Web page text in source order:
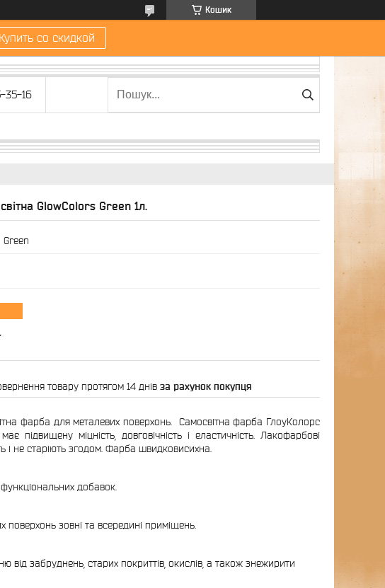
Кошик
Купить со скидкой
35-16
GlowColors Green 1л.
Green
товару протягом 14 днів за рахунок покупця
фарба для металевих поверхонь. Самосвітна фарба ГлоуКолорс
підвищену міцність, довговічність і еластичність. Лакофарбові
і не старіють згодом. Фарба швидковисихна.
добавок.
зовні та всередині приміщень.
забруднень, старих покриттів, окислів, а також знежирити